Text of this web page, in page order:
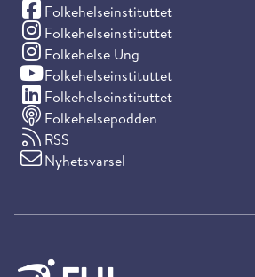
Folkehelseinstituttet
(Facebook)
Folkehelseinstituttet
(Instagram)
Folkehelse Ung
(Instagram)
Folkehelseinstituttet
(YouTube)
Folkehelseinstituttet
(LinkedIn)
Folkehelsepodden
RSS
Nyhetsvarsel